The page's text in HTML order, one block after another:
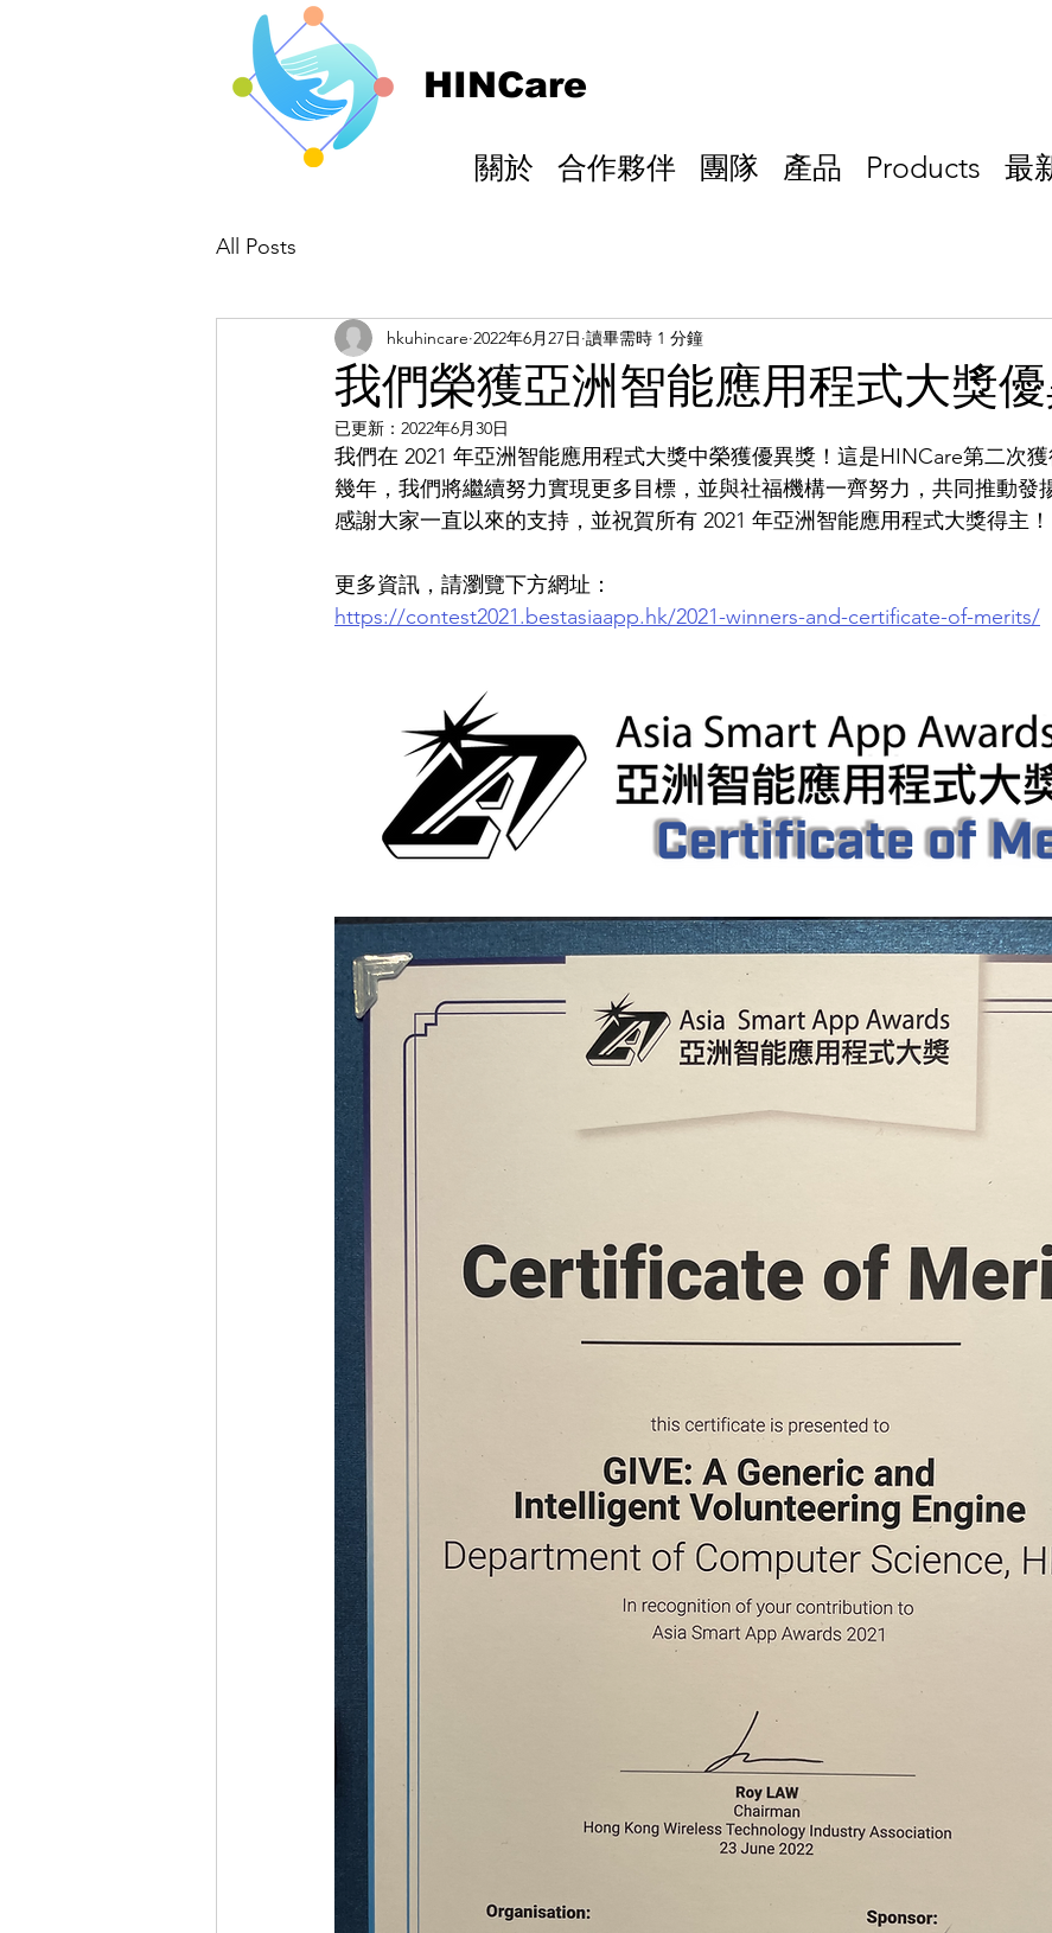
HINCare
關於 合作夥伴 團隊 產品 Products 最
All Posts
我們榮獲亞洲智能應用程式大獎優
hkuhincare 2022年6月27日 讀畢需時 1 分鐘
已更新： 2022年6月30日
我們在 2021 年亞洲智能應用程式大獎中榮獲優異獎！這是HINCare第二次
幾年，我們將繼續努力實現更多目標，並與社福機構一齊努力，共同推動發
感謝大家一直以來的支持，並祝賀所有 2021 年亞洲智能應用程式大獎得主！
更多資訊，請瀏覽下方網址：
https://contest2021.bestasiaapp.hk/2021-winners-and-certificate-of-merits/